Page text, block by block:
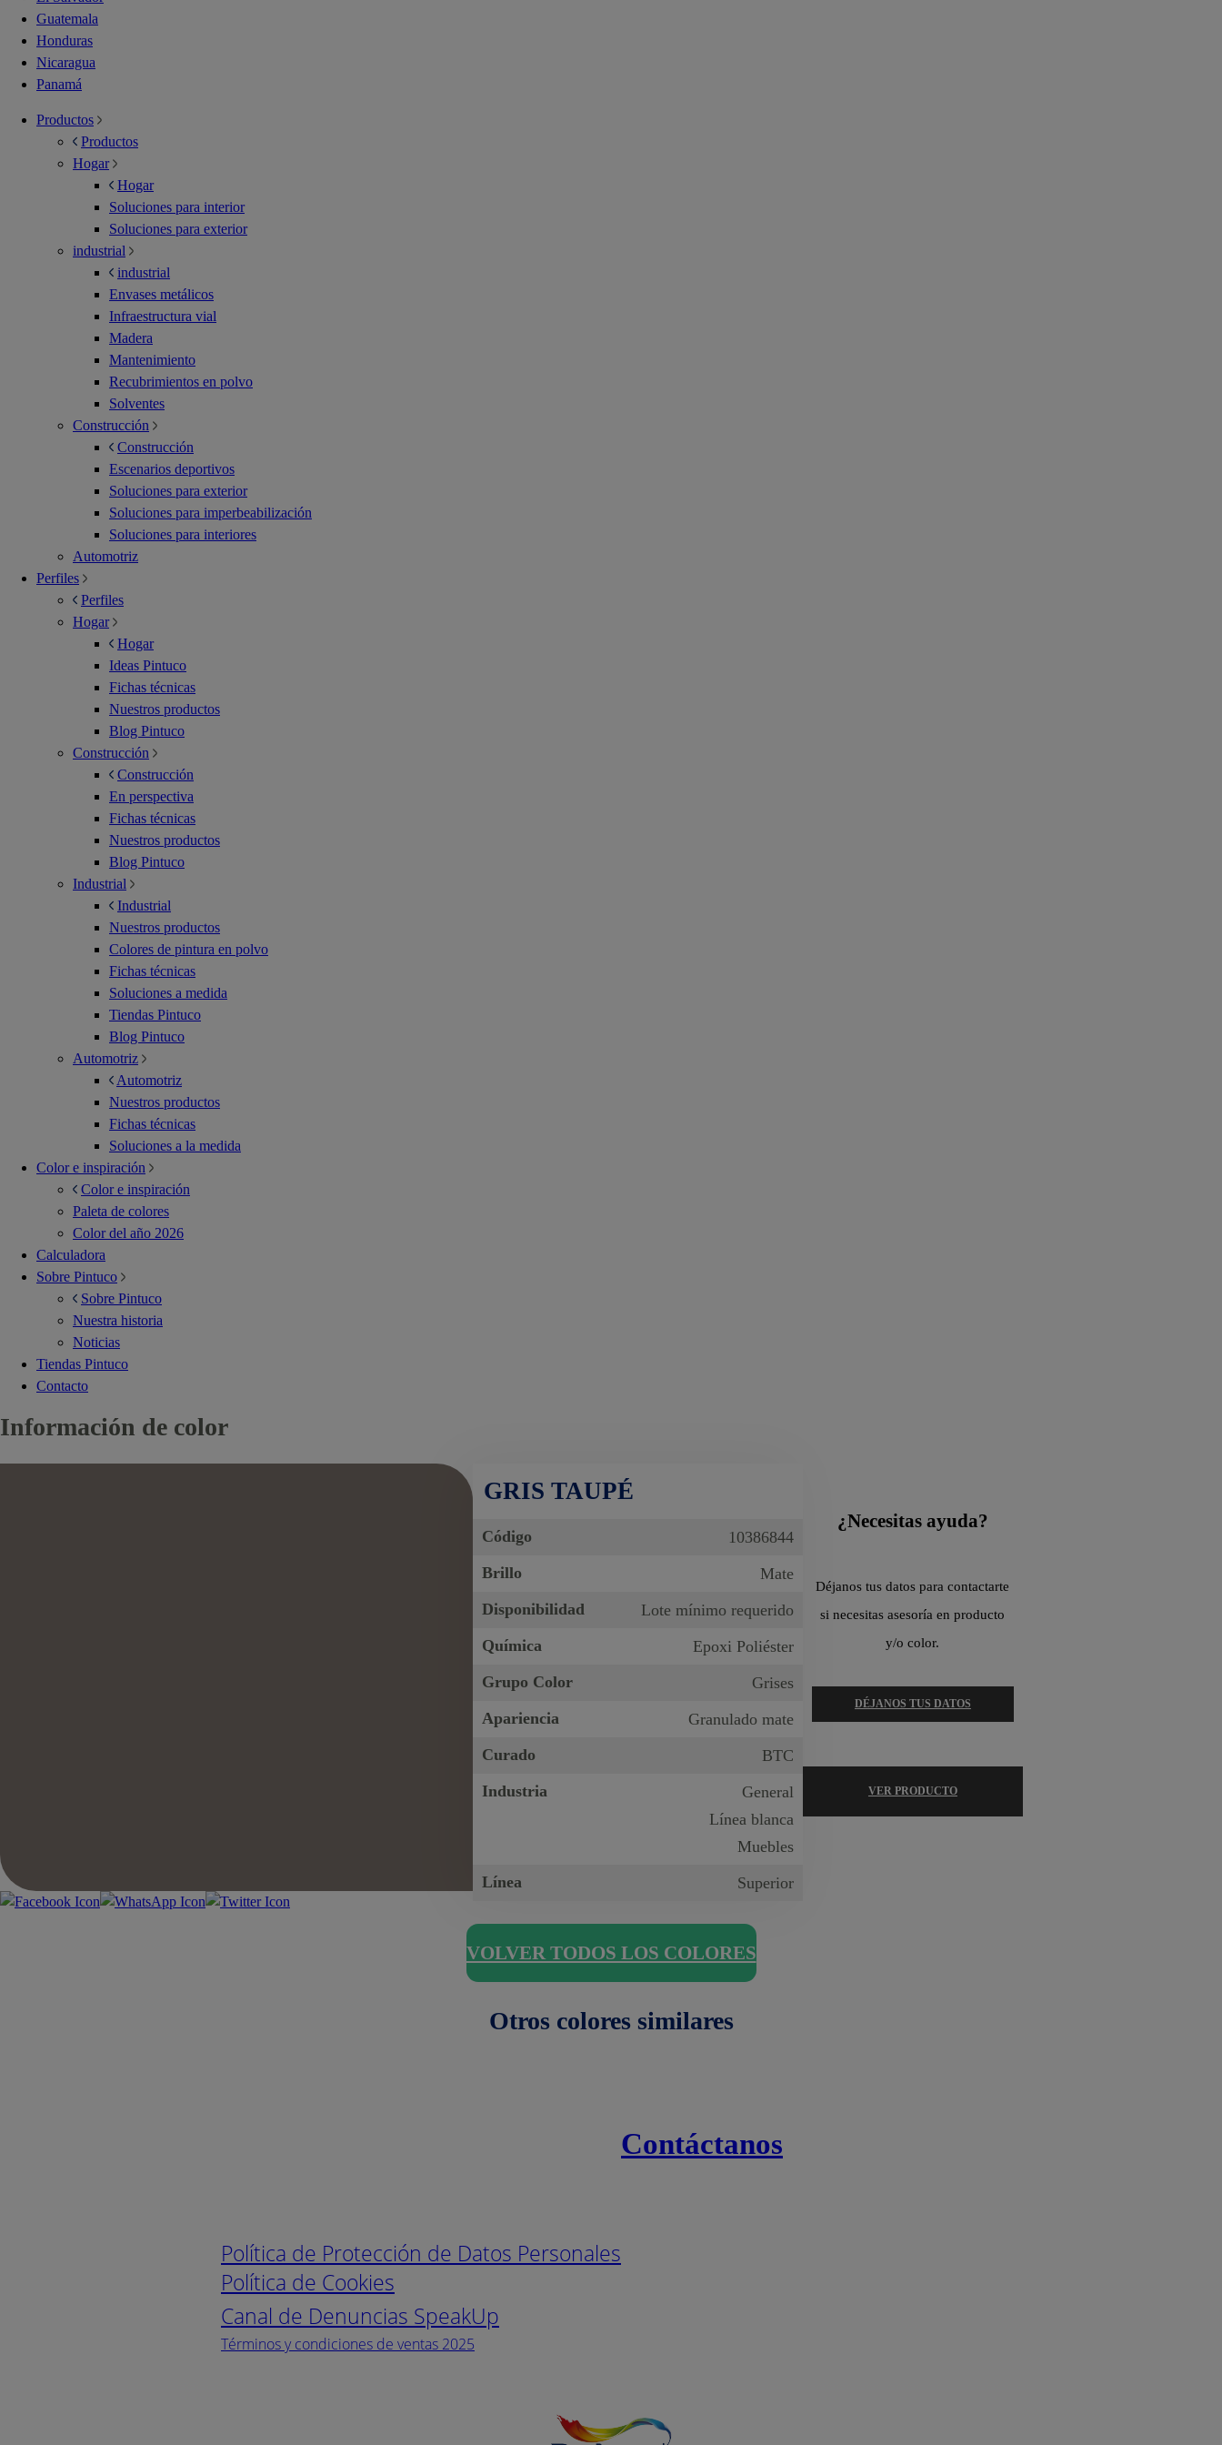
Guatemala
Honduras
Nicaragua
Panamá
Productos
Productos
Hogar
Hogar
Soluciones para interior
Soluciones para exterior
industrial
industrial
Envases metálicos
Infraestructura vial
Madera
Mantenimiento
Recubrimientos en polvo
Solventes
Construcción
Construcción
Escenarios deportivos
Soluciones para exterior
Soluciones para imperbeabilización
Soluciones para interiores
Automotriz
Perfiles
Perfiles
Hogar
Hogar
Ideas Pintuco
Fichas técnicas
Nuestros productos
Blog Pintuco
Construcción
Construcción
En perspectiva
Fichas técnicas
Nuestros productos
Blog Pintuco
Industrial
Industrial
Nuestros productos
Colores de pintura en polvo
Fichas técnicas
Soluciones a medida
Tiendas Pintuco
Blog Pintuco
Automotriz
Automotriz
Nuestros productos
Fichas técnicas
Soluciones a la medida
Color e inspiración
Color e inspiración
Paleta de colores
Color del año 2026
Calculadora
Sobre Pintuco
Sobre Pintuco
Nuestra historia
Noticias
Tiendas Pintuco
Contacto
Información de color
GRIS TAUPÉ
Código
10386844
Brillo
Mate
Disponibilidad
Lote mínimo requerido
Química
Epoxi Poliéster
Grupo Color
Grises
Apariencia
Granulado mate
Curado
BTC
Industria
General
Línea blanca
Muebles
Línea
Superior
¿Necesitas ayuda?
Déjanos tus datos para contactarte
si necesitas asesoría en producto
y/o color.
DÉJANOS TUS DATOS
VER PRODUCTO
VOLVER TODOS LOS COLORES
Otros colores similares
Política de Protección de Datos Personales
Política de Cookies
Canal de Denuncias SpeakUp
Términos y condiciones de ventas 2025
Contáctanos